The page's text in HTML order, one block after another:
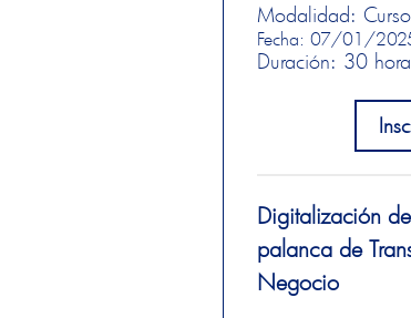
Modalidad: Curso
Fecha: 07/01/
Duración: 30
Digitalización
palanca de
Negocio